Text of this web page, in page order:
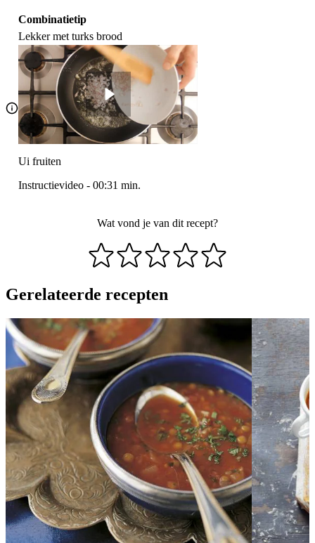
Combinatietip
Lekker met turks brood
Ui fruiten
Instructievideo - 00:31 min.
Wat vond je van dit recept?
Gerelateerde recepten